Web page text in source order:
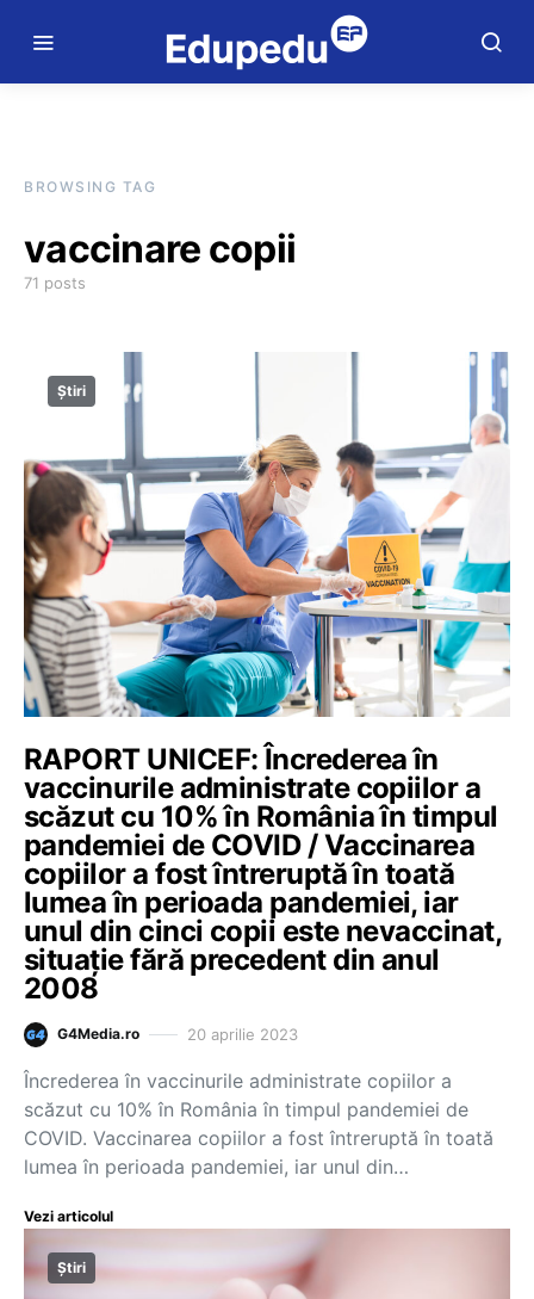
BROWSING TAG
vaccinare copii
71 posts
Știri
RAPORT UNICEF: Încrederea în
vaccinurile administrate copiilor a
scăzut cu 10% în România în timpul
pandemiei de COVID / Vaccinarea
copiilor a fost întreruptă în toată
lumea în perioada pandemiei, iar
unul din cinci copii este nevaccinat,
situație fără precedent din anul
2008
G4Media.ro 20 aprilie 2023
Încrederea în vaccinurile administrate copiilor a
scăzut cu 10% în România în timpul pandemiei de
COVID. Vaccinarea copiilor a fost întreruptă în toată
lumea în perioada pandemiei, iar unul din…
Vezi articolul
Știri